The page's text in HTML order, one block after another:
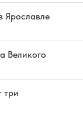
Ярославле
Великого
три